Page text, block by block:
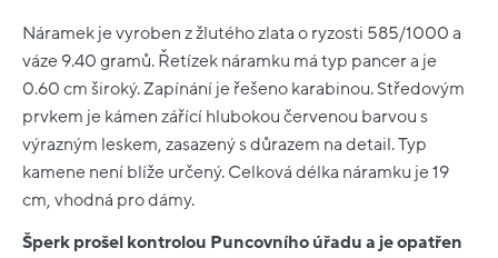
Náramek je vyroben z žlutého zlata o ryzosti 585/1000 a
váze 9.40 gramů. Řetízek náramku má typ pancer a je
0.60 cm široký. Zapínání je řešeno karabinou. Středovým
prvkem je kámen zářící hlubokou červenou barvou s
výrazným leskem, zasazený s důrazem na detail. Typ
kamene není blíže určený. Celková délka náramku je 19
cm, vhodná pro dámy.
Šperk prošel kontrolou Puncovního úřadu a je opatřen